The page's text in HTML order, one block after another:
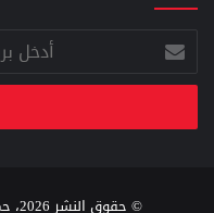
أدخل
بريدك
الإلكتروني
© حقوق النشر 2026، جميع الحقوق محفوظة |